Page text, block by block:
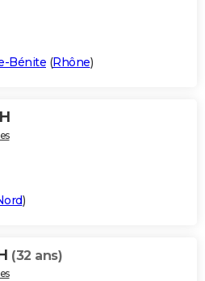
Bénite (Rhône)
)
(32 ans)